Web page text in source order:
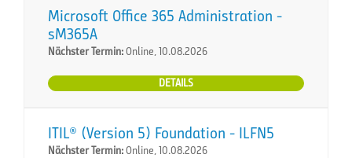
Microsoft Office 365 Administration -
sM365A
Nächster Termin:Online, 10.08.2026
DETAILS
ITIL® (Version 5) Foundation - ILFN5
Nächster Termin:Online, 10.08.2026